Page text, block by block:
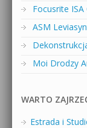
Focusrite ISA
ASM
Moi Drodzy
WARTO
Estrada i